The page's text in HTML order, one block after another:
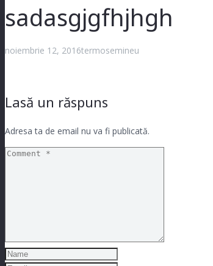
sadasgjgfhjhgh
noiembrie 12, 2016termosemineu
Lasă un răspuns
Adresa ta de email nu va fi publicată.